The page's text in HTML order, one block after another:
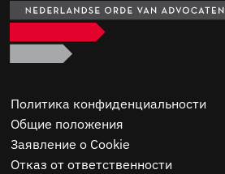
Политика конфиденциальности
Общие положения
Заявление о Cookie
Отказ от ответственности